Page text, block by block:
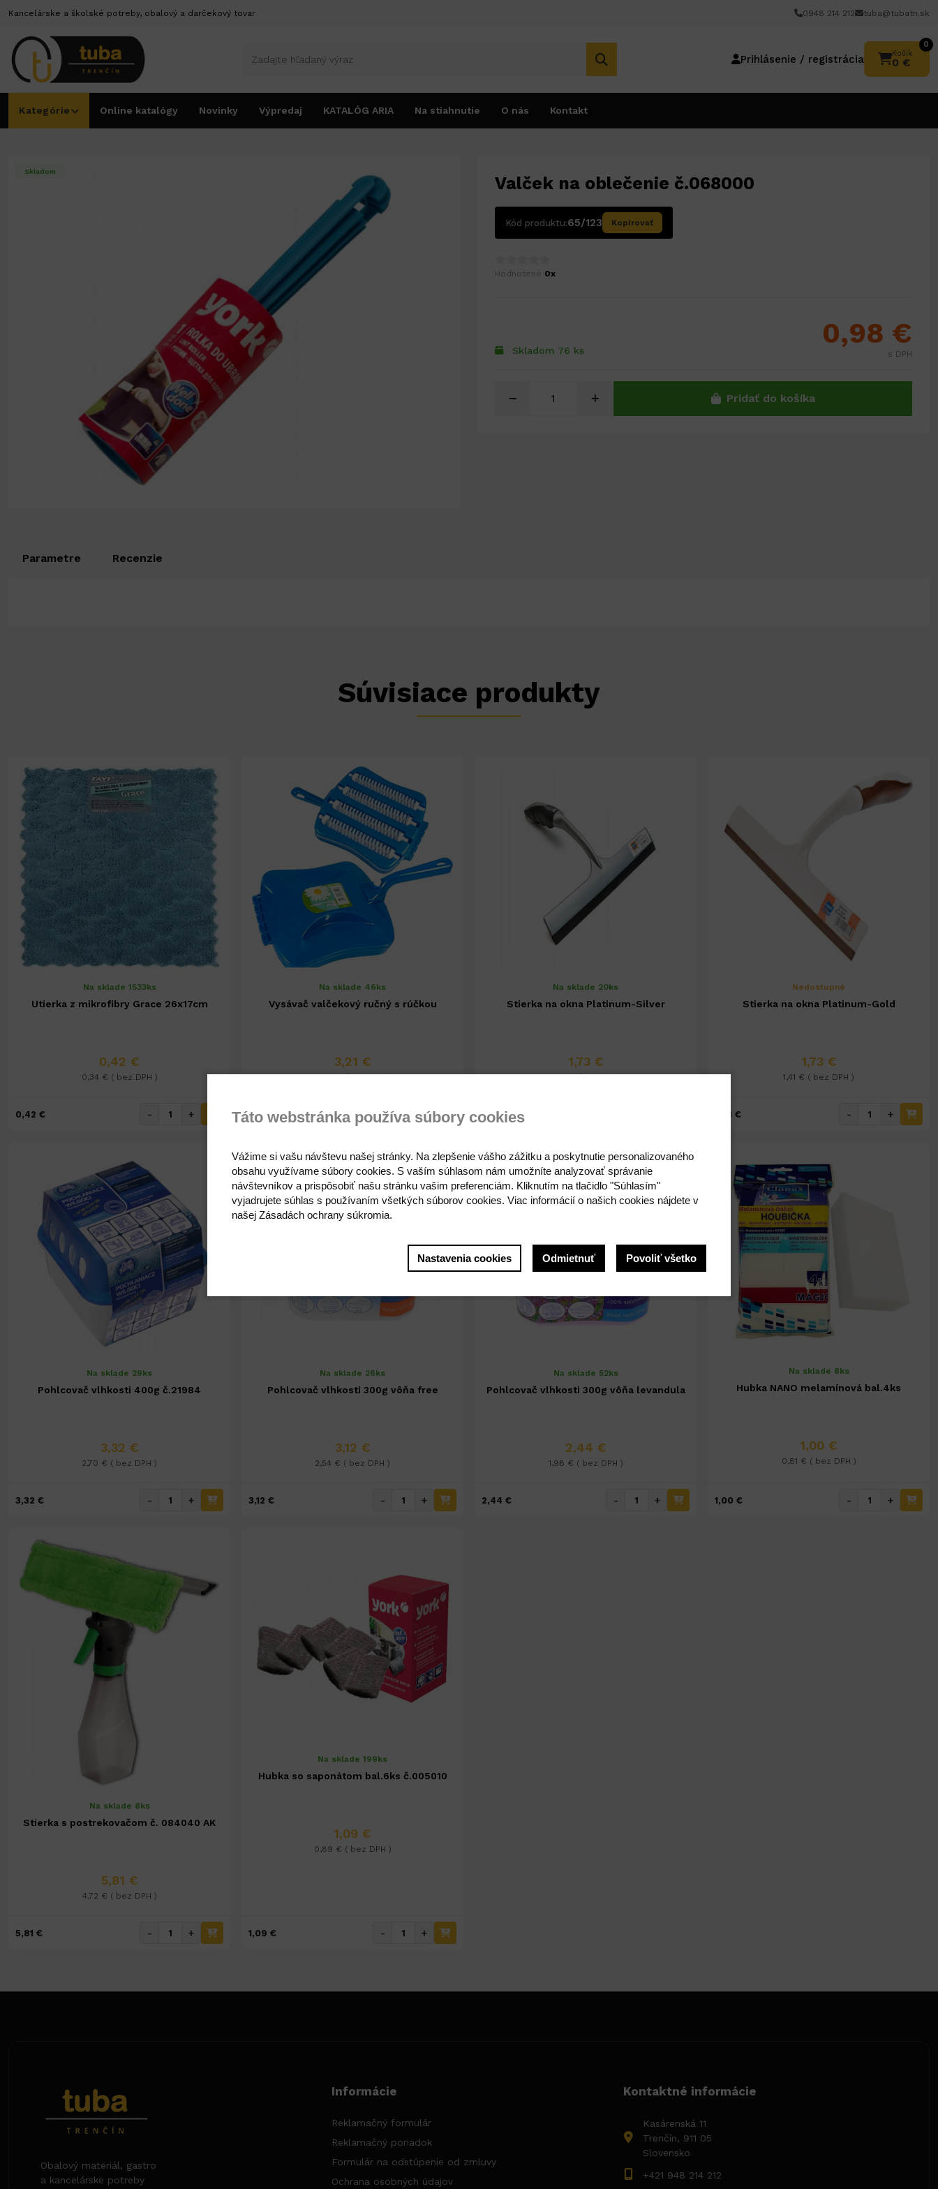
Kancelárske a školské potreby, obalový a darčekový tovar 0948 214 212 tuba@tubatn.sk
Prihlásenie / registrácia Košík
0
0 €
Kategórie Online katalógy Novinky Výpredaj KATALÓG ARIA Na stiahnutie O nás Kontakt
Dom a bývanie Čistiace pomôcky Valček na oblečenie č.068000
Skladom
Valček na oblečenie č.068000
Kód produktu:65/123 Kopírovať
Hodnotené 0x
Skladom 76 ks
0,98 €
s DPH
Pridať do košíka
Parametre Recenzie
Súvisiace produkty
Na sklade 1533ks
Utierka z mikrofibry Grace 26x17cm
0,42 €
0,34 € ( bez DPH )
0,42 € - +
Na sklade 46ks
Vysávač valčekový ručný s rúčkou
3,21 €
2,61 € ( bez DPH )
3,21 € - +
Na sklade 20ks
Stierka na okna Platinum-Silver
1,73 €
1,41 € ( bez DPH )
1,73 €
Nedostupné
Stierka na okna Platinum-Gold
1,73 €
1,41 € ( bez DPH )
1,73 € - +
Na sklade 29ks
Pohlcovač vlhkosti 400g č.21984
3,32 €
2,70 € ( bez DPH )
3,32 € - +
Na sklade 26ks
Pohlcovač vlhkosti 300g vôňa free
3,12 €
2,54 € ( bez DPH )
3,12 € - +
Na sklade 52ks
Pohlcovač vlhkosti 300g vôňa levandula
2,44 €
1,98 € ( bez DPH )
2,44 € - +
Na sklade 8ks
Hubka NANO melamínová bal.4ks
1,00 €
0,81 € ( bez DPH )
1,00 € - +
Na sklade 8ks
Stierka s postrekovačom č. 084040 AK
5,81 €
4,72 € ( bez DPH )
5,81 € - +
Na sklade 199ks
Hubka so saponátom bal.6ks č.005010
1,09 €
0,89 € ( bez DPH )
1,09 € - +
Obalový materiál, gastro
a kancelárske potreby
Informácie
Reklamačný formulár
Reklamačný poriadok
Formulár na odstúpenie od zmluvy
Ochrana osobných údajov
Kontaktné informácie
Kasárenská 11
Trenčín, 911 05
Slovensko
+421 948 214 212
Táto webstránka používa súbory cookies
Vážime si vašu návštevu našej stránky. Na zlepšenie vášho zážitku a poskytnutie personalizovaného
obsahu využívame súbory cookies. S vaším súhlasom nám umožníte analyzovať správanie
návštevníkov a prispôsobiť našu stránku vašim preferenciám. Kliknutím na tlačidlo "Súhlasím"
vyjadrujete súhlas s používaním všetkých súborov cookies. Viac informácií o našich cookies nájdete v
našej Zásadách ochrany súkromia.
Nastavenia cookies Odmietnuť Povoliť všetko